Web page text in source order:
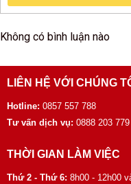
Không có bình luận nào
LIÊN HỆ VỚI CHÚNG
Hotline: 0857 557 788
Tư vấn dịch vụ: 0888 203 779
THỜI GIAN LÀM VIỆC
Thứ 2 - Thứ 6: 8h00 - 12h00